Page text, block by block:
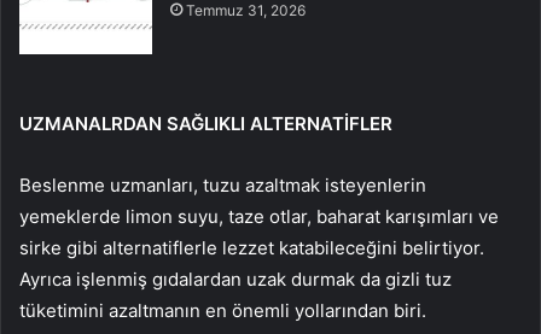
Temmuz 31, 2026
UZMANALRDAN SAĞLIKLI ALTERNATİFLER
Beslenme uzmanları, tuzu azaltmak isteyenlerin
yemeklerde limon suyu, taze otlar, baharat karışımları ve
sirke gibi alternatiflerle lezzet katabileceğini belirtiyor.
Ayrıca işlenmiş gıdalardan uzak durmak da gizli tuz
tüketimini azaltmanın en önemli yollarından biri.